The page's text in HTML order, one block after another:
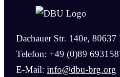
Dachauer Str. 140e, 80637
Telefon: +49 (0)89
E-Mail: info@dbu-brg.org